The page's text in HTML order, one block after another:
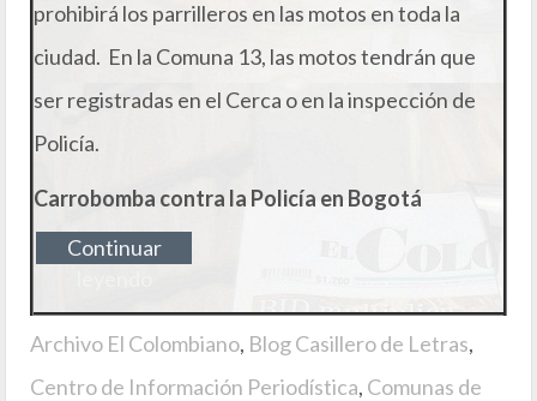
prohibirá los parrilleros en las motos en toda la
ciudad. En la Comuna 13, las motos tendrán que
ser registradas en el Cerca o en la inspección de
Policía.
Carrobomba contra la Policía en Bogotá
Continuar
Archivo El Colombiano, Blog Casillero de Letras,
Centro de Información Periodística, Comunas de